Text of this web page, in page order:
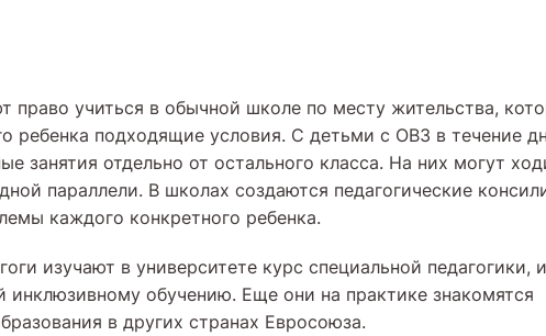
право учиться в обычной школе по месту жительства,
ребенка подходящие условия. С детьми с ОВЗ в течение
занятия отдельно от остального класса. На них могут
параллели. В школах создаются педагогические
каждого конкретного ребенка.
изучают в университете курс специальной педагогики,
инклюзивному обучению. Еще они на практике знакомятся
в других странах Евросоюза.